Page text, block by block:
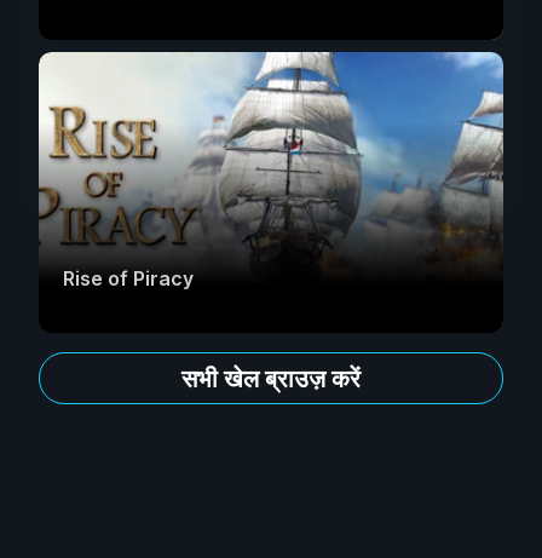
Rise of Piracy
सभी खेल ब्राउज़ करें